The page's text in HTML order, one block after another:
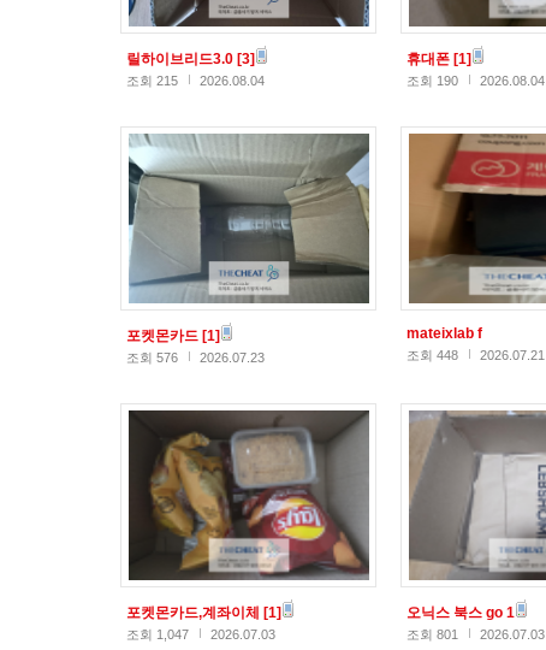
릴하이브리드3.0 [3]
조회 215 2026.08.04
휴대폰 [1]
조회 190 2026.08.04
포켓몬카드 [1]
조회 576 2026.07.23
mateixlab f
조회 448 2026.07.21
포켓몬카드,계좌이체 [1]
조회 1,047 2026.07.03
오닉스 북스 go 1
조회 801 2026.07.03